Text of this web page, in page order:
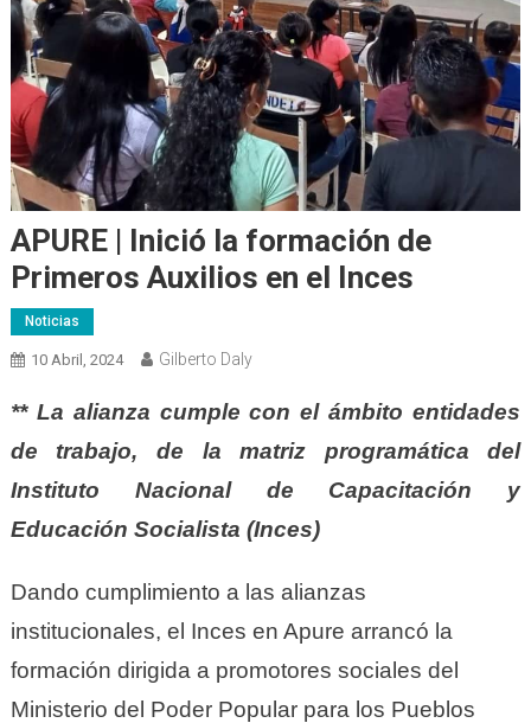
APURE | Inició la formación de
Primeros Auxilios en el Inces
Noticias
10 Abril, 2024 Gilberto Daly
** La alianza cumple con el ámbito entidades
de trabajo, de la matriz programática del
Instituto Nacional de Capacitación y
Educación Socialista (Inces)
Dando cumplimiento a las alianzas
institucionales, el Inces en Apure arrancó la
formación dirigida a promotores sociales del
Ministerio del Poder Popular para los Pueblos